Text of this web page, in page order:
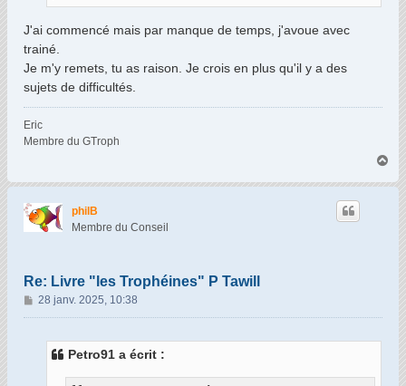
J'ai commencé mais par manque de temps, j'avoue avec
trainé.
Je m'y remets, tu as raison. Je crois en plus qu'il y a des
sujets de difficultés.
Eric
Membre du GTroph
u
philB
Membre du Conseil
Re: Livre "les Trophéines" P Tawill
M
e
28 janv. 2025, 10:38
Petro91 a écrit :